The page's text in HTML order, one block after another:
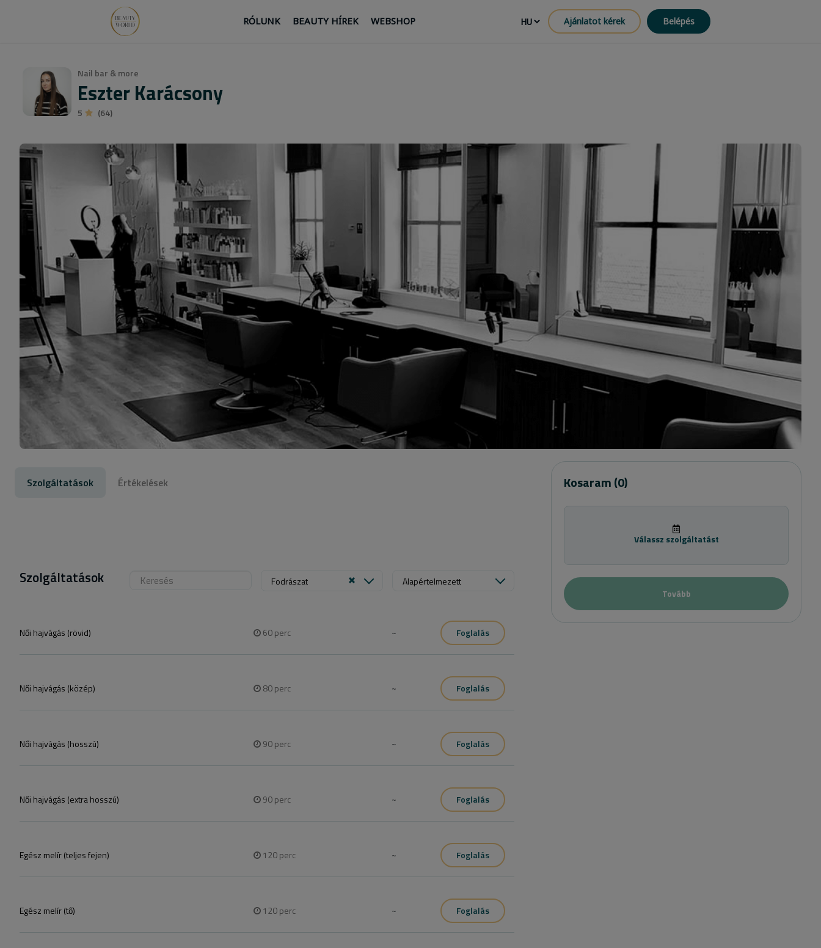
RÓLUNK BEAUTY HÍREK WEBSHOP Ajánlatot kérek Belépés
Nail bar & more
Eszter Karácsony
5 (64)
Szolgáltatások Értékelések
Szolgáltatások Fodrászat Alapértelmezett
Női hajvágás (rövid) 60perc ~ Foglalás
Női hajvágás (közép) 80perc ~ Foglalás
Női hajvágás (hosszú) 90perc ~ Foglalás
Női hajvágás (extra hosszú) 90perc ~ Foglalás
Egész melír (teljes fejen) 120perc ~ Foglalás
Egész melír (tő) 120perc ~ Foglalás
Kosaram(0)
Válassz szolgáltatást
Tovább